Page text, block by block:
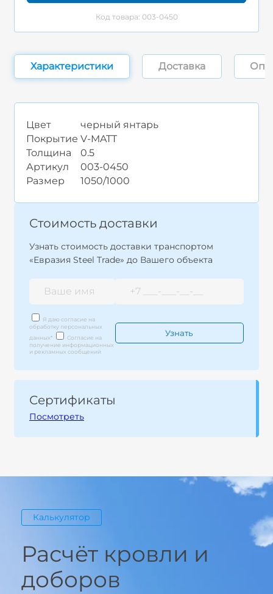
Код товара: 003-0450
Характеристики Доставка
Цвет
черный янтарь
Покрытие V-MATT
Толщина
0.5
Артикул
003-0450
Размер
1050/1000
Стоимость доставки
Узнать стоимость доставки транспортом
«Евразия Steel Trade» до Вашего объекта
Я даю согласие на
обработку персональных
данных*
Согласие на
получение информационных
и рекламных сообщений
Сертификаты
Посмотреть
Калькулятор
Расчёт кровли и
доборов